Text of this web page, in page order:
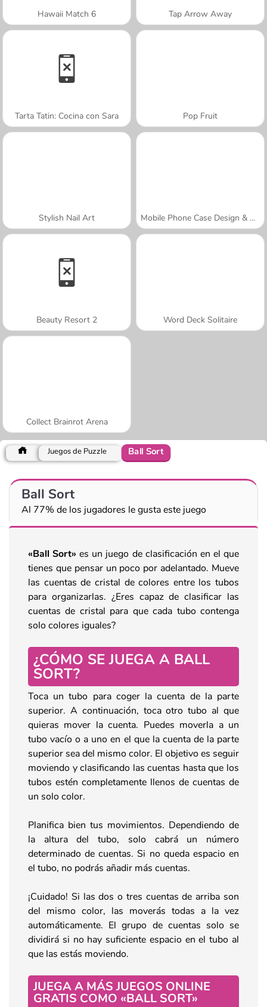
Hawaii Match 6 Tap Arrow Away
Tarta Tatin: Cocina con Sara Pop Fruit
Stylish Nail Art Mobile Phone Case Design & DIY
Beauty Resort 2 Word Deck Solitaire
Collect Brainrot Arena
Juegos de Puzzle Ball Sort
Ball Sort
Al 77% de los jugadores le gusta este juego
«Ball Sort» es un juego de clasificación en el que
tienes que pensar un poco por adelantado. Mueve
las cuentas de cristal de colores entre los tubos
para organizarlas. ¿Eres capaz de clasificar las
cuentas de cristal para que cada tubo contenga
solo colores iguales?
¿CÓMO SE JUEGA A BALL
SORT?
Toca un tubo para coger la cuenta de la parte
superior. A continuación, toca otro tubo al que
quieras mover la cuenta. Puedes moverla a un
tubo vacío o a uno en el que la cuenta de la parte
superior sea del mismo color. El objetivo es seguir
moviendo y clasificando las cuentas hasta que los
tubos estén completamente llenos de cuentas de
un solo color.
Planifica bien tus movimientos. Dependiendo de
la altura del tubo, solo cabrá un número
determinado de cuentas. Si no queda espacio en
el tubo, no podrás añadir más cuentas.
¡Cuidado! Si las dos o tres cuentas de arriba son
del mismo color, las moverás todas a la vez
automáticamente. El grupo de cuentas solo se
dividirá si no hay suficiente espacio en el tubo al
que las estás moviendo.
JUEGA A MÁS JUEGOS ONLINE
GRATIS COMO «BALL SORT»